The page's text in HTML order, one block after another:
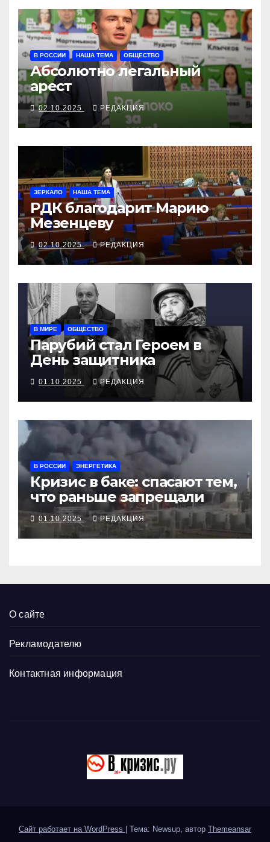
В РОССИИ НАША ТЕМА ОБЩЕСТВО
Абсолютно легальный
арест
02.10.2025 РЕДАКЦИЯ
ЗЕРКАЛО НАША ТЕМА
РДК благодарит Марию
Мезенцеву
02.10.2025 РЕДАКЦИЯ
В МИРЕ ОБЩЕСТВО
Парубий стал Героем в
День защитника
01.10.2025 РЕДАКЦИЯ
В РОССИИ ЭНЕРГЕТИКА
Кризис в баке: спасают тем,
что раньше запрещали
01.10.2025 РЕДАКЦИЯ
О сайте
Рекламодателю
Контактная информация
Сайт работает на WordPress Тема: Newsup, автор Themeansar